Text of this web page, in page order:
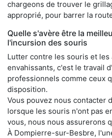
chargeons de trouver le
approprié, pour barrer la
Quelle s'avère être la
l'incursion des souris
Lutter contre les souris et
envahissants, c'est le travail
professionnels comme ceux
disposition.
Vous pouvez nous contacter
lorsque les souris n'ont pas
vous, nous nous assurerons
À Dompierre-sur-Besbre,